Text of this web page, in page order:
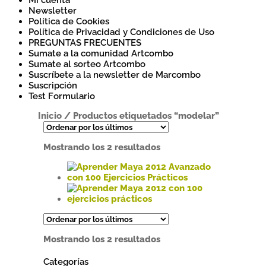
Newsletter
Política de Cookies
Política de Privacidad y Condiciones de Uso
PREGUNTAS FRECUENTES
Sumate a la comunidad Artcombo
Sumate al sorteo Artcombo
Suscríbete a la newsletter de Marcombo
Suscripción
Test Formulario
Inicio / Productos etiquetados “modelar”
Mostrando los 2 resultadosOrdenado
los
últimos
Este
producto
múltiples
Las
se
producto
múltiples
Las
Mostrando los 2 resultadosOrdenado
Categorías